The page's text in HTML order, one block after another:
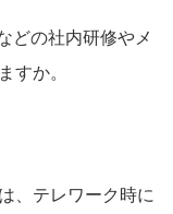
どの社内研修やメ
すか。
、テレワーク時に